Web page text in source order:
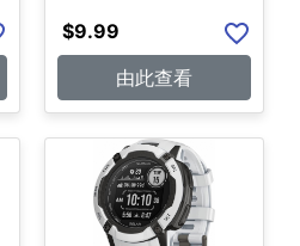
$9.99
由此查看